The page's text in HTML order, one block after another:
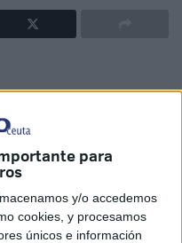
para
y/o accedemos
cookies, y procesamos
únicos e información
de Arcos Quebrados